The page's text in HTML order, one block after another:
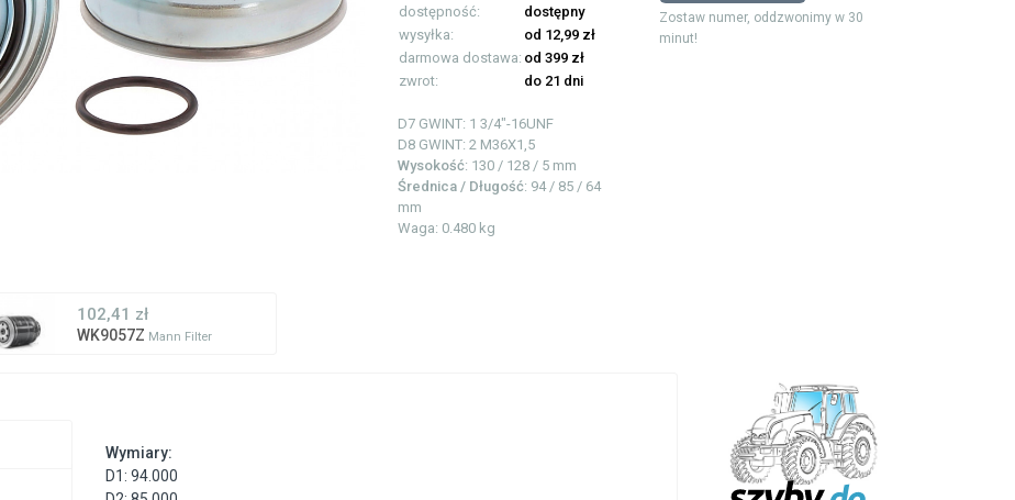
dostępność:
dostępny
wysyłka:
od 12,99 zł
darmowa dostawa: od 399 zł
zwrot:
do 21 dni
D7 GWINT: 1 3/4"-16UNF
D8 GWINT: 2 M36X1,5
Wysokość: 130 / 128 / 5 mm
Średnica / Długość: 94 / 85 / 64
mm
Waga: 0.480 kg
Zostaw numer, oddzwonimy w 30
minut!
102,41 zł
WK9057Z Mann Filter
Wymiary:
D1: 94.000